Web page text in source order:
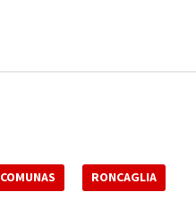
COMUNAS RONCAGLIA